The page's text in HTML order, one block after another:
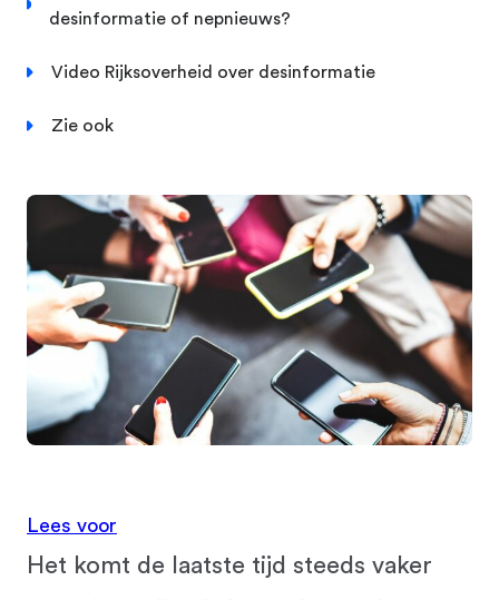
desinformatie of nepnieuws?
Video Rijksoverheid over desinformatie
Zie ook
Lees voor
Het komt de laatste tijd steeds vaker